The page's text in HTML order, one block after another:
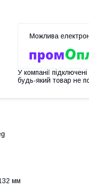
У компанії
будь-який товар не
мм